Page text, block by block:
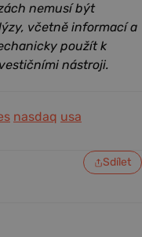
nemusí být
včetně informací a
použít k
nástroji.
nasdaq usa
Sdílet